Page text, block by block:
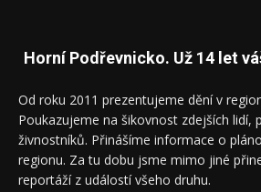
Horní Podřevnicko. Už 14 let
Od roku 2011 prezentujeme dění v
Poukazujeme na šikovnost zdejších lidí,
živnostníků. Přinášíme informace o
regionu. Za tu dobu jsme mimo jiné
reportáží z událostí všeho druhu.